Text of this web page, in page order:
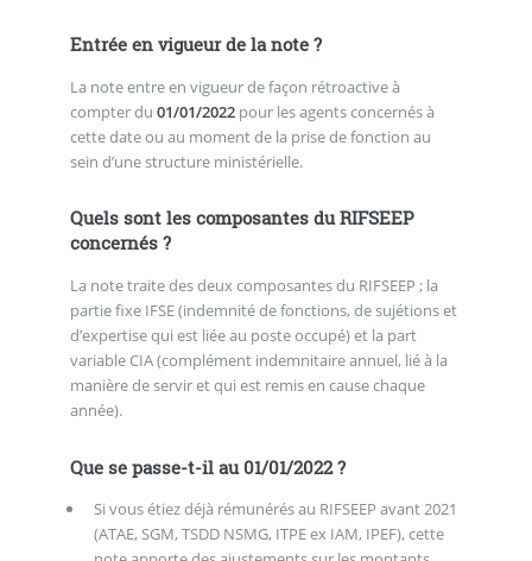
Entrée en vigueur de la note ?
La note entre en vigueur de façon rétroactive à
compter du 01/01/2022pour les agents concernés à
cette date ou au moment de la prise de fonction au
sein d’une structure ministérielle.
Quels sont les composantes du RIFSEEP
concernés ?
La note traite des deux composantes du RIFSEEP ; la
partie fixe IFSE (indemnité de fonctions, de sujétions et
d’expertise qui est liée au poste occupé) et la part
variable CIA (complément indemnitaire annuel, lié à la
manière de servir et qui est remis en cause chaque
année).
Que se passe-t-il au 01/01/2022 ?
Si vous étiez déjà rémunérés au RIFSEEP avant 2021
(ATAE, SGM, TSDD NSMG, ITPE ex IAM, IPEF), cette